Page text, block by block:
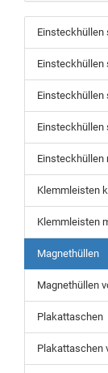
Einsteckhüllen
Einsteckhüllen
Klemmleisten
Klemmleisten
Magnethüllen
Magnethüllen
Plakattaschen
Plakattaschen